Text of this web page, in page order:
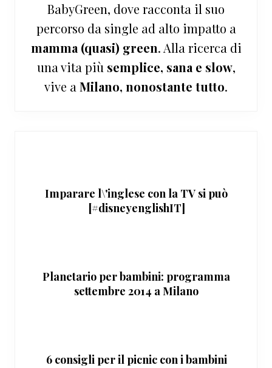
BabyGreen, dove racconta il suo
percorso da single ad alto impatto a
mamma (quasi) green. Alla ricerca di
una vita più semplice, sana e slow,
vive a Milano, nonostante tutto.
Imparare l\'inglese con la TV si può
[#disneyenglishIT]
Planetario per bambini: programma
settembre 2014 a Milano
6 consigli per il picnic con i bambini